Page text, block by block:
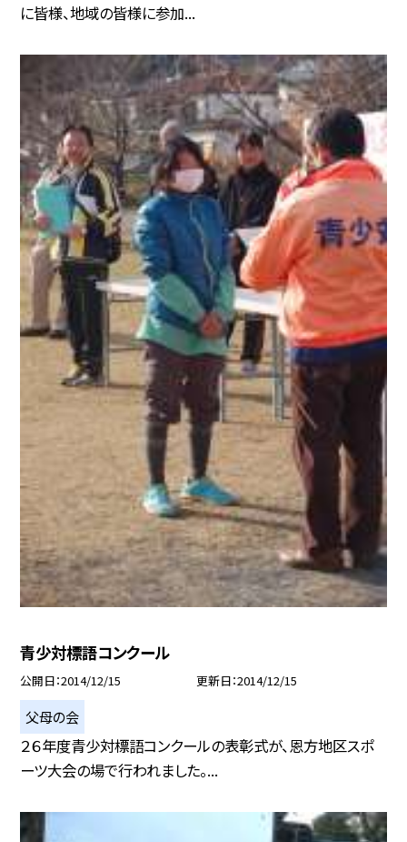
に皆様、地域の皆様に参加...
青少対標語コンクール
公開日 2014/12/15 更新日 2014/12/15
父母の会
２６年度青少対標語コンクールの表彰式が、恩方地区スポ
ーツ大会の場で行われました。...